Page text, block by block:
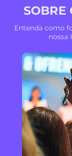
SOBRE
Entenda como
nossa